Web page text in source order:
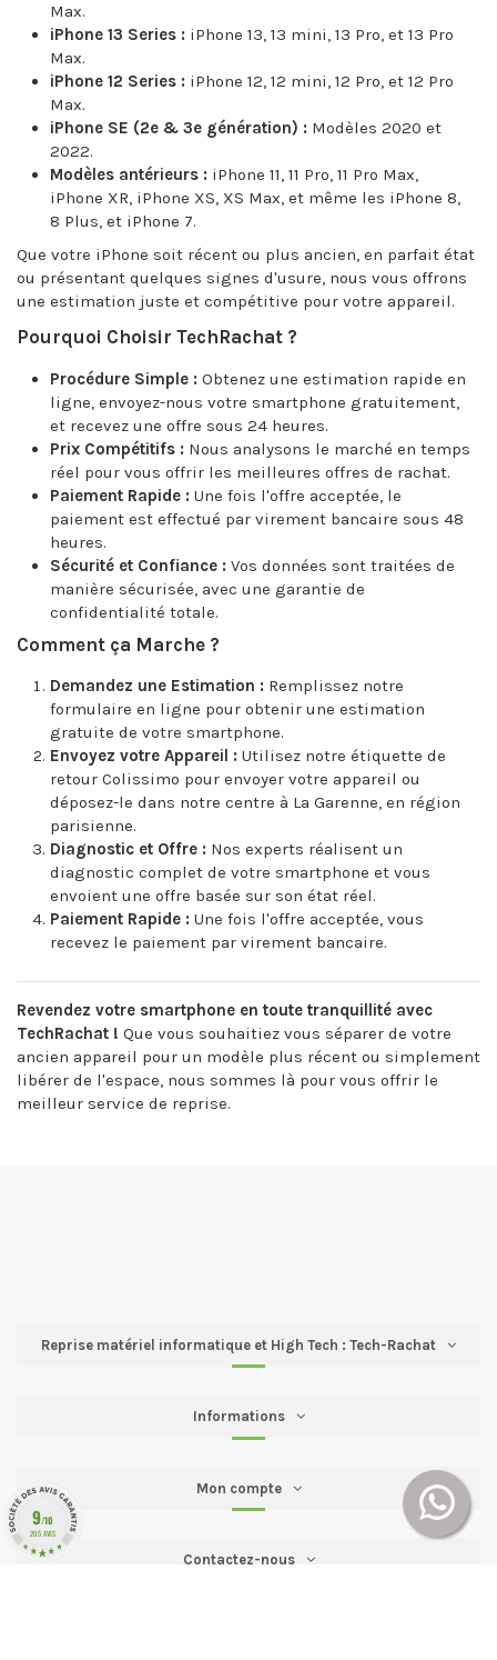
Max.
iPhone 13 Series : iPhone 13, 13 mini, 13 Pro, et 13 Pro
Max.
iPhone 12 Series : iPhone 12, 12 mini, 12 Pro, et 12 Pro
Max.
iPhone SE (2e & 3e génération) : Modèles 2020 et
2022.
Modèles antérieurs : iPhone 11, 11 Pro, 11 Pro Max,
iPhone XR, iPhone XS, XS Max, et même les iPhone 8,
8 Plus, et iPhone 7.
Que votre iPhone soit récent ou plus ancien, en parfait état
ou présentant quelques signes d'usure, nous vous offrons
une estimation juste et compétitive pour votre appareil.
Pourquoi Choisir TechRachat ?
Procédure Simple : Obtenez une estimation rapide en
ligne, envoyez-nous votre smartphone gratuitement,
et recevez une offre sous 24 heures.
Prix Compétitifs : Nous analysons le marché en temps
réel pour vous offrir les meilleures offres de rachat.
Paiement Rapide : Une fois l'offre acceptée, le
paiement est effectué par virement bancaire sous 48
heures.
Sécurité et Confiance : Vos données sont traitées de
manière sécurisée, avec une garantie de
confidentialité totale.
Comment ça Marche ?
Demandez une Estimation : Remplissez notre
formulaire en ligne pour obtenir une estimation
gratuite de votre smartphone.
Envoyez votre Appareil : Utilisez notre étiquette de
retour Colissimo pour envoyer votre appareil ou
déposez-le dans notre centre à La Garenne, en région
parisienne.
Diagnostic et Offre : Nos experts réalisent un
diagnostic complet de votre smartphone et vous
envoient une offre basée sur son état réel.
Paiement Rapide : Une fois l'offre acceptée, vous
recevez le paiement par virement bancaire.
Revendez votre smartphone en toute tranquillité avec
TechRachat ! Que vous souhaitiez vous séparer de votre
ancien appareil pour un modèle plus récent ou simplement
libérer de l'espace, nous sommes là pour vous offrir le
meilleur service de reprise.
Reprise matériel informatique et High Tech : Tech-Rachat
Informations
Mon compte
Contactez-nous
9/10
205 AVIS